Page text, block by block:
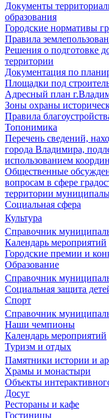
Документы
образования
Городские нормативы
Правила
Решения о подготовке
территории
Документация по
Площадки под
Адресный план
Зоны охраны
Правила
Топонимика
Перечень сведений,
города Владимира,
использованием
Общественные
вопросам в сфере
территории
Социальная сфера
Культура
Справочник
Календарь мероприятий
Городские премии и
Образование
Справочник
Социальная защита
Спорт
Справочник
Наши чемпионы
Календарь мероприятий
Туризм и отдых
Памятники истории и
Храмы и монастыри
Объекты
Досуг
Рестораны и кафе
Гостиницы